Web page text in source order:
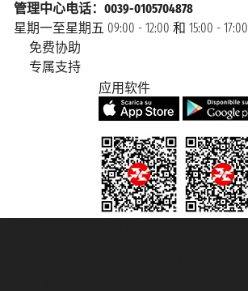
管理中心电话：0039-0105704878
星期一至星期五 09:00 - 12:00 和 15:00 - 17:00
免费协助
专属支持
应用软件